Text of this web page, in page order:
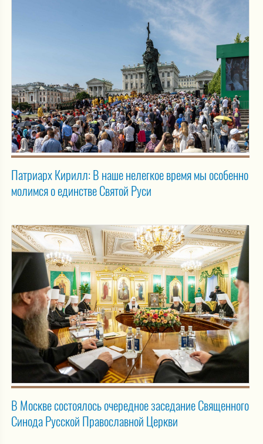
Патриарх Кирилл: В наше нелегкое время мы особенно
молимся о единстве Святой Руси
В Москве состоялось очередное заседание Священного
Синода Русской Православной Церкви